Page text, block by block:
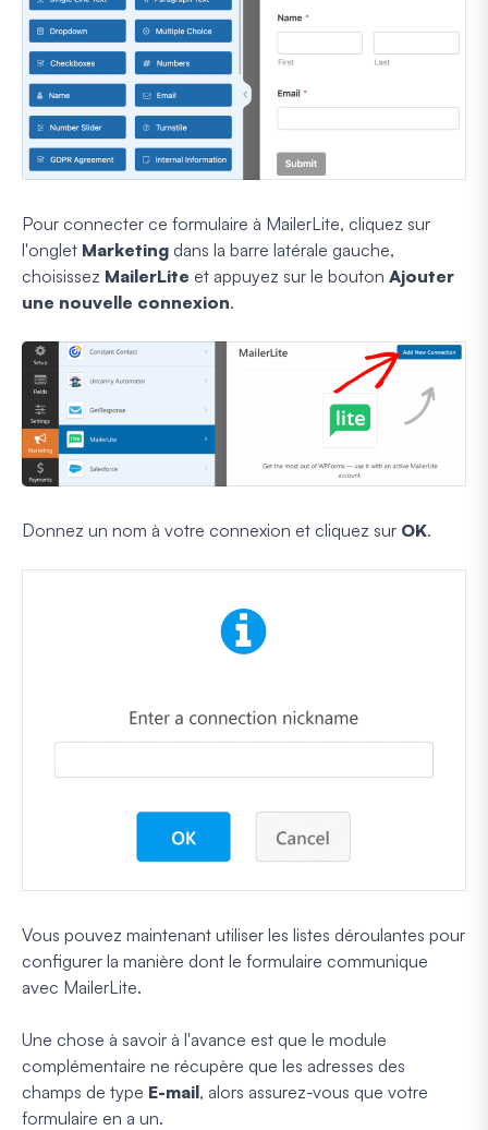
Pour connecter ce formulaire à MailerLite, cliquez sur
l'onglet Marketing dans la barre latérale gauche,
choisissez MailerLite et appuyez sur le bouton Ajouter
une nouvelle connexion.
Donnez un nom à votre connexion et cliquez sur OK.
Vous pouvez maintenant utiliser les listes déroulantes pour
configurer la manière dont le formulaire communique
avec MailerLite.
Une chose à savoir à l'avance est que le module
complémentaire ne récupère que les adresses des
champs de type E-mail, alors assurez-vous que votre
formulaire en a un.